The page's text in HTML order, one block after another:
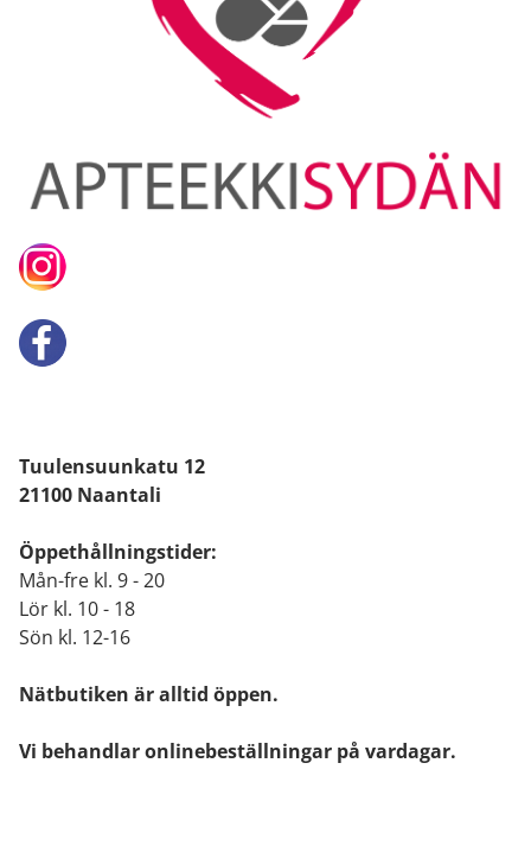
Tuulensuunkatu 12
21100 Naantali
Öppethållningstider:
Mån-fre kl. 9 - 20
Lör kl. 10 - 18
Sön kl. 12-16
Nätbutiken är alltid öppen.
Vi behandlar onlinebeställningar på vardagar.